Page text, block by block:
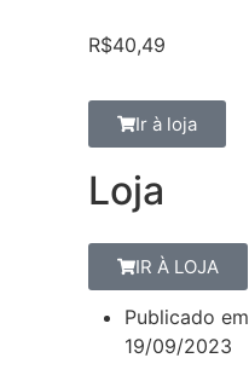
R$40,49
Ir à loja
Loja
IR À LOJA
Publicado em
19/09/2023